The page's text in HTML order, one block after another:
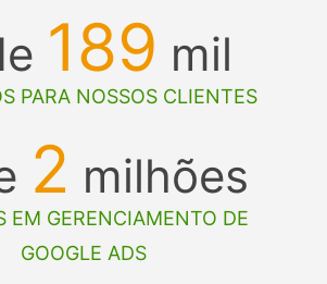
189 mil
PARA NOSSOS CLIENTES
2 milhões
EM GERENCIAMENTO DE
GOOGLE ADS